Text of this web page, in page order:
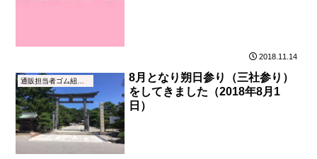
2018.11.14
8月となり朔日参り（三社参り）
をしてきました（2018年8月1
日）